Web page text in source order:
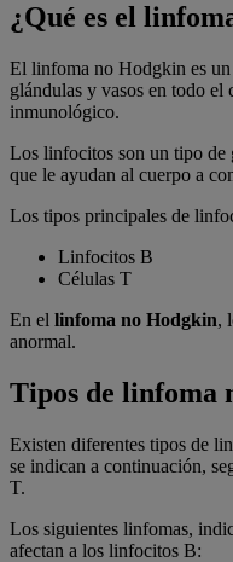
¿Qué es el
El linfoma no Hodgkin es un
glándulas y vasos en todo el
inmunológico.
Los linfocitos son un tipo de
que le ayudan al cuerpo a
Los tipos principales de
Linfocitos B
Células T
En el linfoma no Hodgkin,
anormal.
Tipos de linfoma
Existen diferentes tipos de
se indican a continuación,
T.
Los siguientes linfomas,
afectan a los linfocitos B: